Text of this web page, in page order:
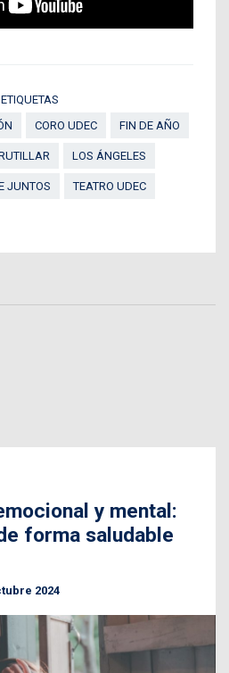
ETIQUETAS
CORO UDEC FIN DE AÑO
LOS ÁNGELES
JUNTOS TEATRO UDEC
y mental:
forma saludable
2024